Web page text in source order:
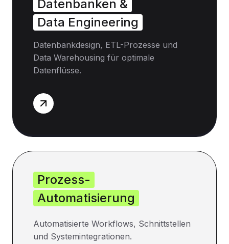
Datenbanken &
Data Engineering
Datenbankdesign, ETL-Prozesse und
Data Warehousing für optimale
Datenflüsse.
Prozess-
Automatisierung
Automatisierte Workflows, Schnittstellen
und Systemintegrationen.